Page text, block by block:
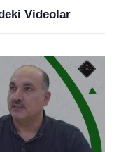
Videolar